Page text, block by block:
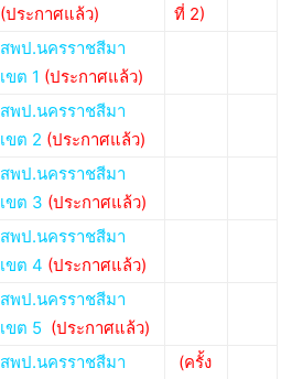
(ประกาศแล้ว)
ที่ 2)
สพป.นครราชสีมา
เขต 1 (ประกาศแล้ว)
สพป.นครราชสีมา
เขต 2 (ประกาศแล้ว)
สพป.นครราชสีมา
เขต 3 (ประกาศแล้ว)
สพป.นครราชสีมา
เขต 4 (ประกาศแล้ว)
สพป.นครราชสีมา
เขต 5 (ประกาศแล้ว)
สพป.นครราชสีมา
(ครั้ง